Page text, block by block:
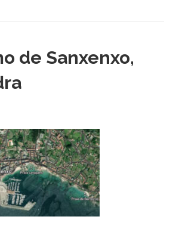
de Sanxenxo,